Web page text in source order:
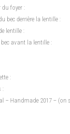
foyer :
bec derrière la lentille :
lentille :
avant la lentille :
:
:
– Handmade 2017 – (on